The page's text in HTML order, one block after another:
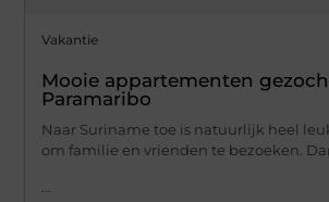
Vakantie
Mooie appartementen
Paramaribo
Naar Suriname toe is natuurlijk heel
om familie en vrienden te bezoeken.